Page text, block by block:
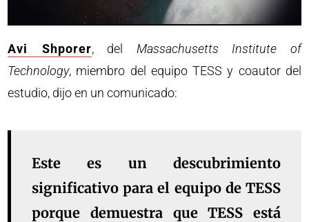
Avi Shporer, del Massachusetts Institute of
Technology, miembro del equipo TESS y coautor del
estudio, dijo en un comunicado:
Este es un descubrimiento
significativo para el equipo de TESS
porque demuestra que TESS está